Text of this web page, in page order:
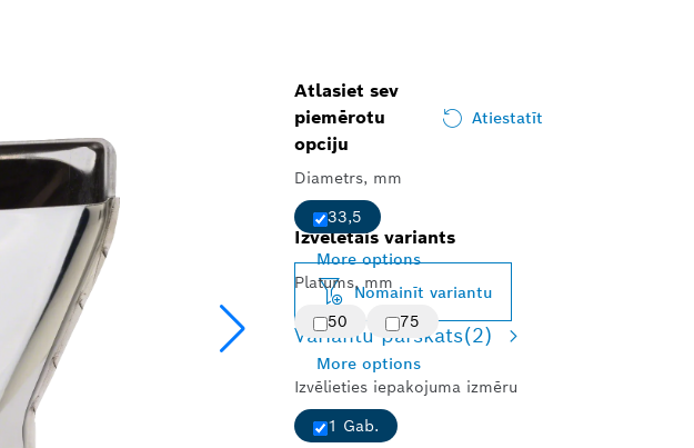
Atlasiet sev
piemērotu
opciju
Atiestatīt
Diametrs, mm
33,5
More options
Platums, mm
50
75
More options
Izvēlieties iepakojuma izmēru
1 Gab.
Izvēlētais variants
Nomainīt variantu
Variantu pārskats(2)